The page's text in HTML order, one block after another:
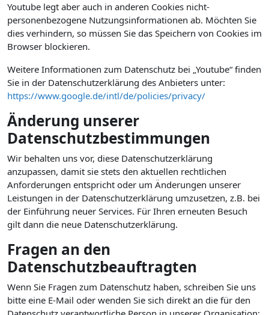
Youtube legt aber auch in anderen Cookies nicht-
personenbezogene Nutzungsinformationen ab. Möchten Sie
dies verhindern, so müssen Sie das Speichern von Cookies im
Browser blockieren.
Weitere Informationen zum Datenschutz bei „Youtube“ finden
Sie in der Datenschutzerklärung des Anbieters unter:
https://www.google.de/intl/de/policies/privacy/
Änderung unserer
Datenschutzbestimmungen
Wir behalten uns vor, diese Datenschutzerklärung
anzupassen, damit sie stets den aktuellen rechtlichen
Anforderungen entspricht oder um Änderungen unserer
Leistungen in der Datenschutzerklärung umzusetzen, z.B. bei
der Einführung neuer Services. Für Ihren erneuten Besuch
gilt dann die neue Datenschutzerklärung.
Fragen an den
Datenschutzbeauftragten
Wenn Sie Fragen zum Datenschutz haben, schreiben Sie uns
bitte eine E-Mail oder wenden Sie sich direkt an die für den